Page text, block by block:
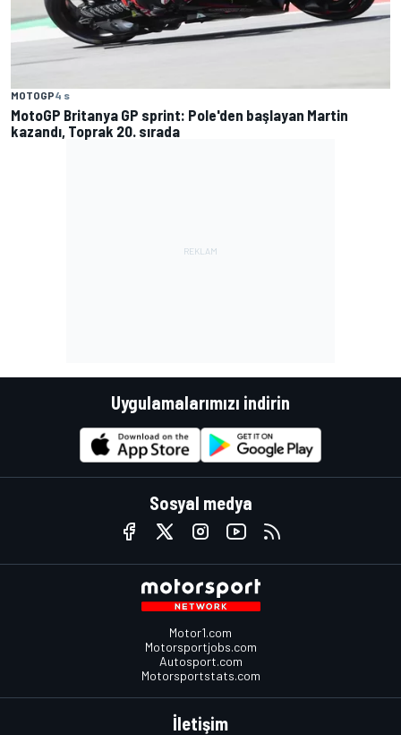
MOTOGP4 s
MotoGP Britanya GP sprint: Pole'den başlayan Martin
kazandı, Toprak 20. sırada
Uygulamalarımızı indirin
Sosyal medya
Motor1.com
Motorsportjobs.com
Autosport.com
Motorsportstats.com
İletişim